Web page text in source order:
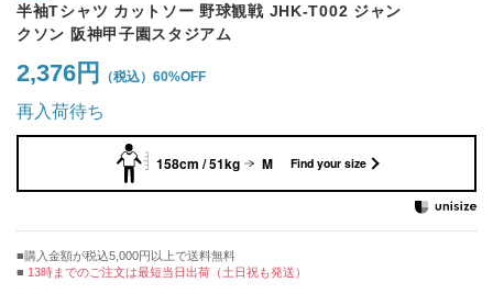
半袖Tシャツ カットソー 野球観戦 JHK-T002 ジャン
クソン 阪神甲子園スタジアム
2,376円 60%OFF
再入荷待ち
158cm / 51kg M Find your size
購入金額が税込5,000円以上で送料無料
13時までのご注文は最短当日出荷（土日祝も発送）